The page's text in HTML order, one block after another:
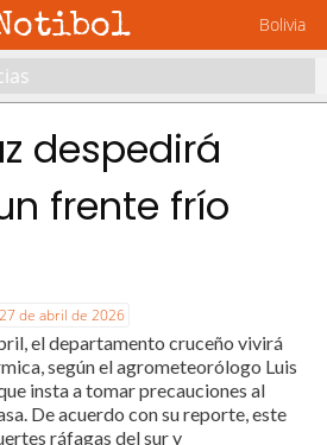
Bolivia
despedirá
frente frío
27 de abril de 2026
el departamento cruceño vivirá
según el agrometeorólogo Luis
insta a tomar precauciones al
De acuerdo con su reporte, este
ráfagas del sur y